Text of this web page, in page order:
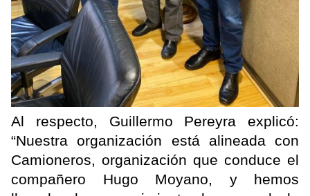
Al respecto, Guillermo Pereyra explicó:
“Nuestra organización está alineada con
Camioneros, organización que conduce el
compañero Hugo Moyano, y hemos